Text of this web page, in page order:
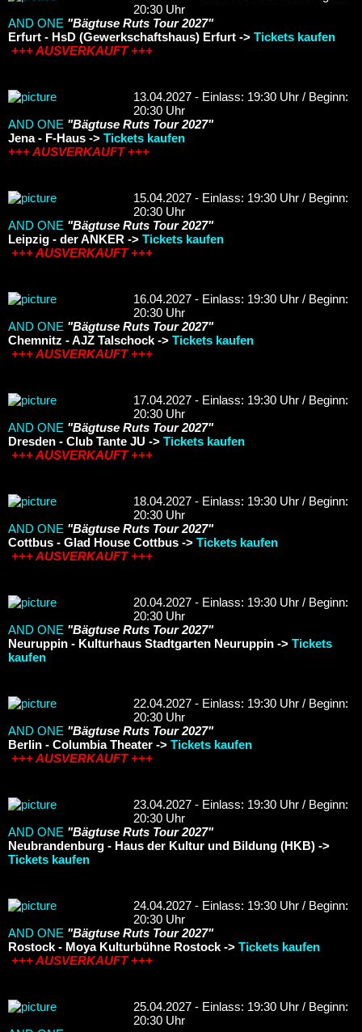
20:30 Uhr
AND ONE "Bägtuse Ruts Tour 2027"
Erfurt - HsD (Gewerkschaftshaus) Erfurt -> Tickets kaufen
+++ AUSVERKAUFT +++
13.04.2027 - Einlass: 19:30 Uhr / Beginn:
20:30 Uhr
AND ONE "Bägtuse Ruts Tour 2027"
Jena - F-Haus -> Tickets kaufen
+++ AUSVERKAUFT +++
15.04.2027 - Einlass: 19:30 Uhr / Beginn:
20:30 Uhr
AND ONE "Bägtuse Ruts Tour 2027"
Leipzig - der ANKER -> Tickets kaufen
+++ AUSVERKAUFT +++
16.04.2027 - Einlass: 19:30 Uhr / Beginn:
20:30 Uhr
AND ONE "Bägtuse Ruts Tour 2027"
Chemnitz - AJZ Talschock -> Tickets kaufen
+++ AUSVERKAUFT +++
17.04.2027 - Einlass: 19:30 Uhr / Beginn:
20:30 Uhr
AND ONE "Bägtuse Ruts Tour 2027"
Dresden - Club Tante JU -> Tickets kaufen
+++ AUSVERKAUFT +++
18.04.2027 - Einlass: 19:30 Uhr / Beginn:
20:30 Uhr
AND ONE "Bägtuse Ruts Tour 2027"
Cottbus - Glad House Cottbus -> Tickets kaufen
+++ AUSVERKAUFT +++
20.04.2027 - Einlass: 19:30 Uhr / Beginn:
20:30 Uhr
AND ONE "Bägtuse Ruts Tour 2027"
Neuruppin - Kulturhaus Stadtgarten Neuruppin -> Tickets
kaufen
22.04.2027 - Einlass: 19:30 Uhr / Beginn:
20:30 Uhr
AND ONE "Bägtuse Ruts Tour 2027"
Berlin - Columbia Theater -> Tickets kaufen
+++ AUSVERKAUFT +++
23.04.2027 - Einlass: 19:30 Uhr / Beginn:
20:30 Uhr
AND ONE "Bägtuse Ruts Tour 2027"
Neubrandenburg - Haus der Kultur und Bildung (HKB) ->
Tickets kaufen
24.04.2027 - Einlass: 19:30 Uhr / Beginn:
20:30 Uhr
AND ONE "Bägtuse Ruts Tour 2027"
Rostock - Moya Kulturbühne Rostock -> Tickets kaufen
+++ AUSVERKAUFT +++
25.04.2027 - Einlass: 19:30 Uhr / Beginn:
20:30 Uhr